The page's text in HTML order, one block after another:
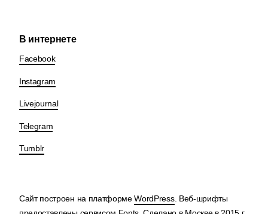
В интернете
Facebook
Instagram
Livejournal
Telegram
Tumblr
Сайт построен на платформеWordPress. Веб-шрифты